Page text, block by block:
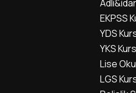
EKPSS
YDS
YKS
Lise
LGS